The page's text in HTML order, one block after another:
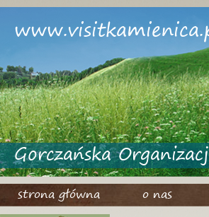
Gorczańska
strona główna o nas